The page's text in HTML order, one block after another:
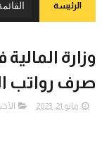
الرئيسة
وزارة
صرف رواتب
مايو 21, 2023